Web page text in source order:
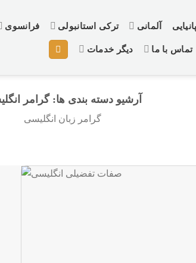
آلمانی ترکی استانبولی فرانسوی
تماس با ما دیگر خدمات
آرشیو دسته بندی ها:گرامر
گرامر زبان انگلیسی